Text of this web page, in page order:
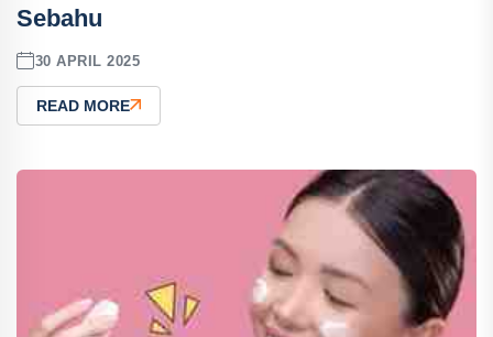
Sebahu
30 APRIL 2025
READ MORE